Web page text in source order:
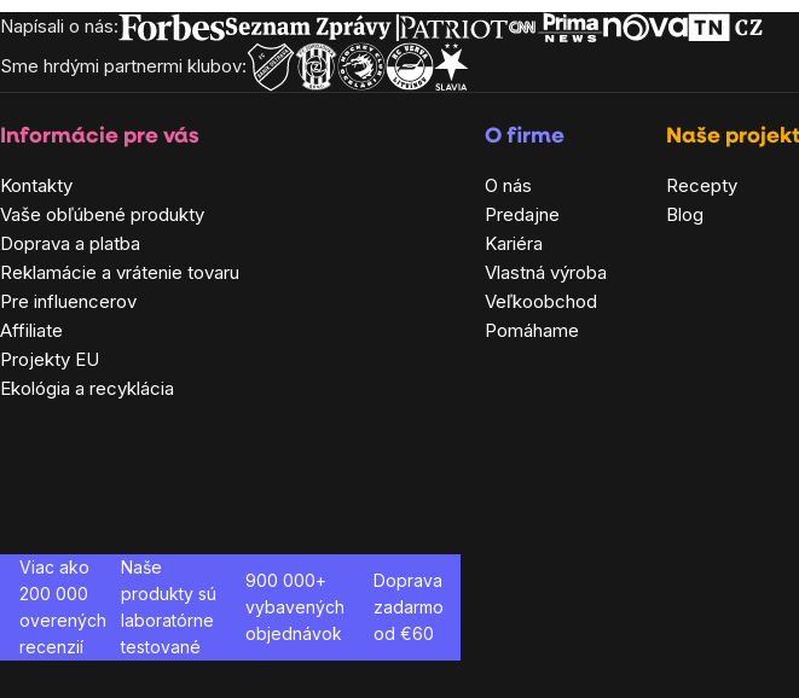
Zápätie
Napísali o nás:
Sme hrdými partnermi klubov:
Informácie pre vás
Kontakty
Vaše obľúbené produkty
Doprava a platba
Reklamácie a vrátenie tovaru
Pre influencerov
Affiliate
Projekty EU
Ekológia a recyklácia
O firme
O nás
Predajne
Kariéra
Vlastná výroba
Veľkoobchod
Pomáhame
Naše
Recepty
Blog
Viac ako
200 000
overených
recenzií
Naše
produkty sú
laboratórne
testované
900 000+
vybavených
objednávok
Doprava
zadarmo
od €60